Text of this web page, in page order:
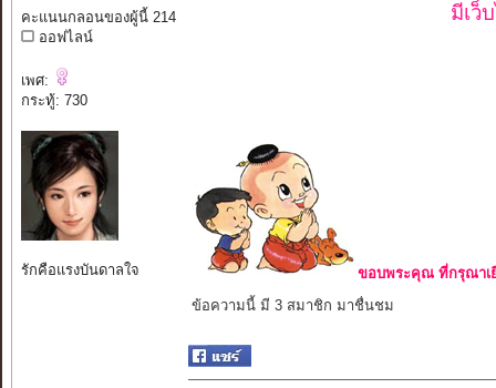
คะแนนกลอนของผู้นี้ 214
ออฟไลน์
เพศ:
กระทู้: 730
รักคือแรงบันดาลใจ
มีเว็
ขอบพระคุณ ที่กรุณาเ
ข้อความนี้ มี 3 สมาชิก มาชื่นชม